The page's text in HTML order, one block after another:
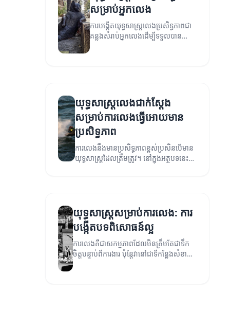
សម្រាប់អ្នកលេង
ការបង្កើតយុទ្ធសាស្ត្រលេងប្រសិទ្ធភាពជា
គន្លងសំរាប់អ្នកលេងដើម្បីទទួលបាន
ជោគជ័យ។
យុទ្ធសាស្ត្រលេងជាក់ស្តែង
សម្រាប់ការលេងធ្វើអោយមាន
ប្រសិទ្ធភាព
ការលេងនឹងមានប្រសិទ្ធភាពខ្ពស់ប្រសិនបើមាន
យុទ្ធសាស្ត្រដែលត្រឹមត្រូវ។ នៅក្នុងអត្ថបទនេះ
យុទ្ធសាស្ត្រសម្រាប់ការលេង: ការ
បង្កើតបទពិសោធន៍ល្អ
ការលេងគឺជាសកម្មភាពដែលមិនត្រឹមតែជាទឹក
ចិត្តបន្ទាប់ពីការងារ ប៉ុន្តែវានៅជាទីកន្លែងសំខាន់